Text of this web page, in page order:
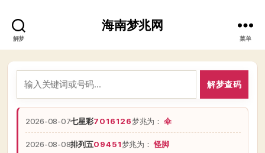
解梦
海南梦兆网
菜单
解梦查码
2026-08-07七星彩7016126梦兆为：伞
2026-08-08排列五09451梦兆为：怪脚